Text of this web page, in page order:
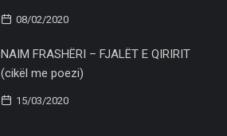
08/02/2020
NAIM FRASHËRI – FJALËT E QIRIRIT
(cikël me poezi)
15/03/2020